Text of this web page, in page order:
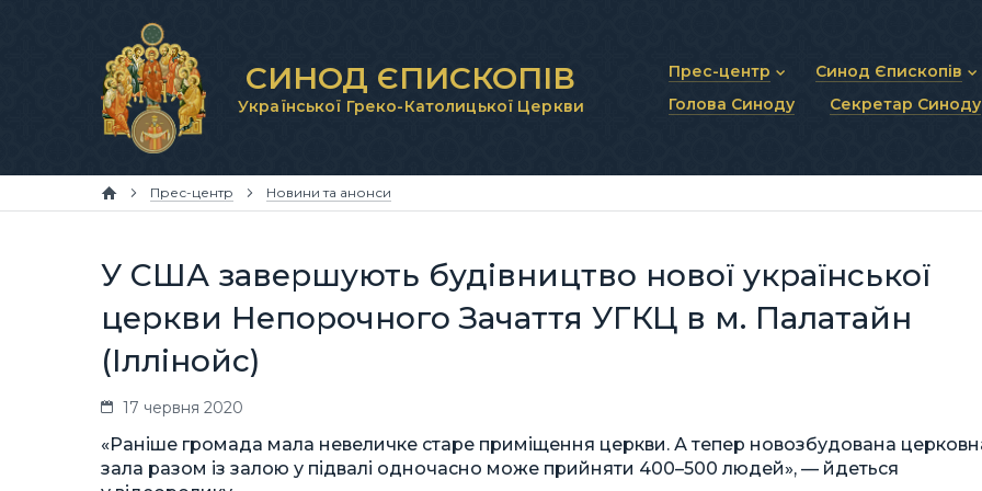
СИНОД ЄПИСКОПІВ
Української Греко-Католицької Церкви
Прес-центр
Новини та анонси
Синод Єпископів
Статут Синоду
Синодальні органи
Голова Синоду Секретар Синоду
Прес-центр Новини та анонси
У США завершують будівництво нової української
церкви Непорочного Зачаття УГКЦ в м. Палатайн
(Іллінойс)
17 червня 2020
«Раніше громада мала невеличке старе приміщення церкви. А тепер новозбудована
зала разом із залою у підвалі одночасно може прийняти 400–500 людей», — йдеться